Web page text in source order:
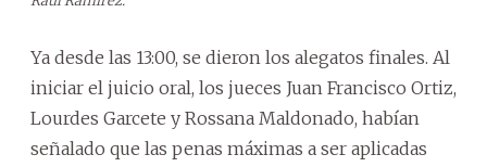
Ya desde las 13:00, se dieron los alegatos finales. Al
iniciar el juicio oral, los jueces Juan Francisco Ortiz,
Lourdes Garcete y Rossana Maldonado, habían
señalado que las penas máximas a ser aplicadas